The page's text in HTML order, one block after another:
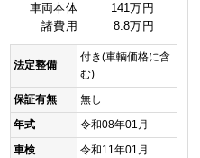
車両本体
141万円
諸費用
8.8万円
法定整備
付き(車輌価格に含
む)
保証有無
無し
年式
令和08年01月
車検
令和11年01月